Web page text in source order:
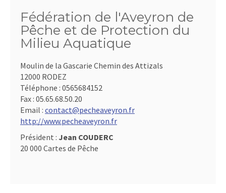
Fédération de l'Aveyron de
Pêche et de Protection du
Milieu Aquatique
Moulin de la Gascarie Chemin des Attizals
12000 RODEZ
Téléphone : 0565684152
Fax : 05.65.68.50.20
Email : contact@pecheaveyron.fr
http://www.pecheaveyron.fr
Président : Jean COUDERC
20 000 Cartes de Pêche